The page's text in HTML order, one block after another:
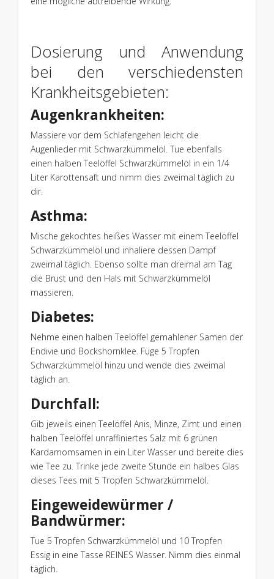
Dosierung und Anwendung
bei den verschiedensten
Krankheitsgebieten:
Augenkrankheiten:
Massiere vor dem Schlafengehen leicht die
Augenlieder mit Schwarzkümmelöl. Tue ebenfalls
einen halben Teelöffel Schwarzkümmelöl in ein 1/4
Liter Karottensaft und nimm dies zweimal täglich zu
dir.
Asthma:
Mische gekochtes heißes Wasser mit einem Teelöffel
Schwarzkümmelöl und inhaliere dessen Dampf
zweimal täglich. Ebenso sollte man dreimal am Tag
die Brust und den Hals mit Schwarzkümmelöl
massieren.
Diabetes:
Nehme einen halben Teelöffel gemahlener Samen der
Endivie und Bockshornklee. Füge 5 Tropfen
Schwarzkümmelöl hinzu und wende dies zweimal
täglich an.
Durchfall:
Gib jeweils einen Teelöffel Anis, Minze, Zimt und einen
halben Teelöffel unraffiniertes Salz mit 6 grünen
Kardamomsamen in ein Liter Wasser und bereite dies
wie Tee zu. Trinke jede zweite Stunde ein halbes Glas
dieses Tees mit 5 Tropfen Schwarzkümmelöl.
Eingeweidewürmer /
Bandwürmer:
Tue 5 Tropfen Schwarzkümmelöl und 10 Tropfen
Essig in eine Tasse REINES Wasser. Nimm dies einmal
täglich.